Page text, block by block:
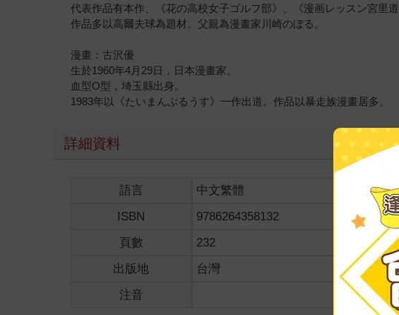
代表作品有本作、《花の高校女子ゴルフ部》、《漫画レッスン宮里道
作品多以高爾夫球為題材。父親為漫畫家川崎のぼる。
漫畫：古沢優
生於1960年4月29日，日本漫畫家。
血型O型，埼玉縣出身。
1983年以《たいまんぶるうす》一作出道。作品以暴走族漫畫居多。
詳細資料
語言 中文繁體
ISBN
9786264358132
頁數
232
出版地
台灣
注音